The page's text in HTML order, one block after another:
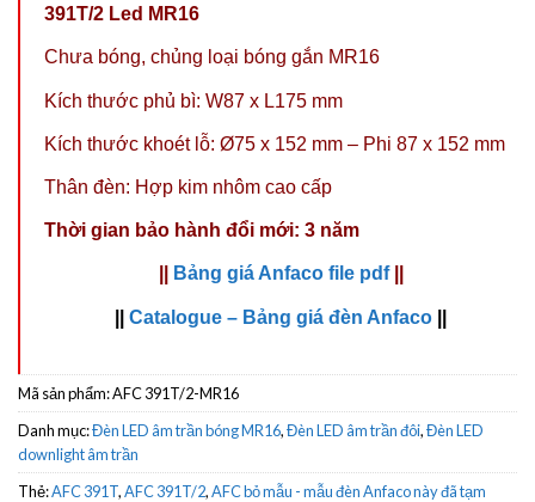
391T/2 Led MR16
Chưa bóng, chủng loại bóng gắn MR16
Kích thước phủ bì: W87 x L175 mm
Kích thước khoét lỗ: Ø75 x 152 mm – Phi 87 x 152 mm
Thân đèn: Hợp kim nhôm cao cấp
Thời gian bảo hành đổi mới: 3 năm
Bảng giá Anfaco file pdf
Catalogue – Bảng giá đèn Anfaco
Mã sản phẩm:AFC 391T/2-MR16
Danh mục:Đèn LED âm trần bóng MR16,Đèn LED âm trần đôi,Đèn LED
downlight âm trần
Thẻ:AFC 391T,AFC 391T/2,AFC bỏ mẫu - mẫu đèn Anfaco này đã tạm